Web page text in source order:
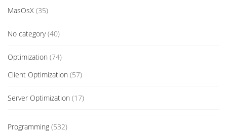
MasOsX (35)
No category(40)
Optimization (74)
Client Optimization (57)
Server Optimization (17)
Programming (532)